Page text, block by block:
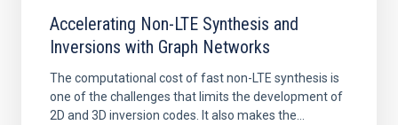
Accelerating Non-LTE Synthesis and
Inversions with Graph Networks
The computational cost of fast non-LTE synthesis is
one of the challenges that limits the development of
2D and 3D inversion codes. It also makes the...